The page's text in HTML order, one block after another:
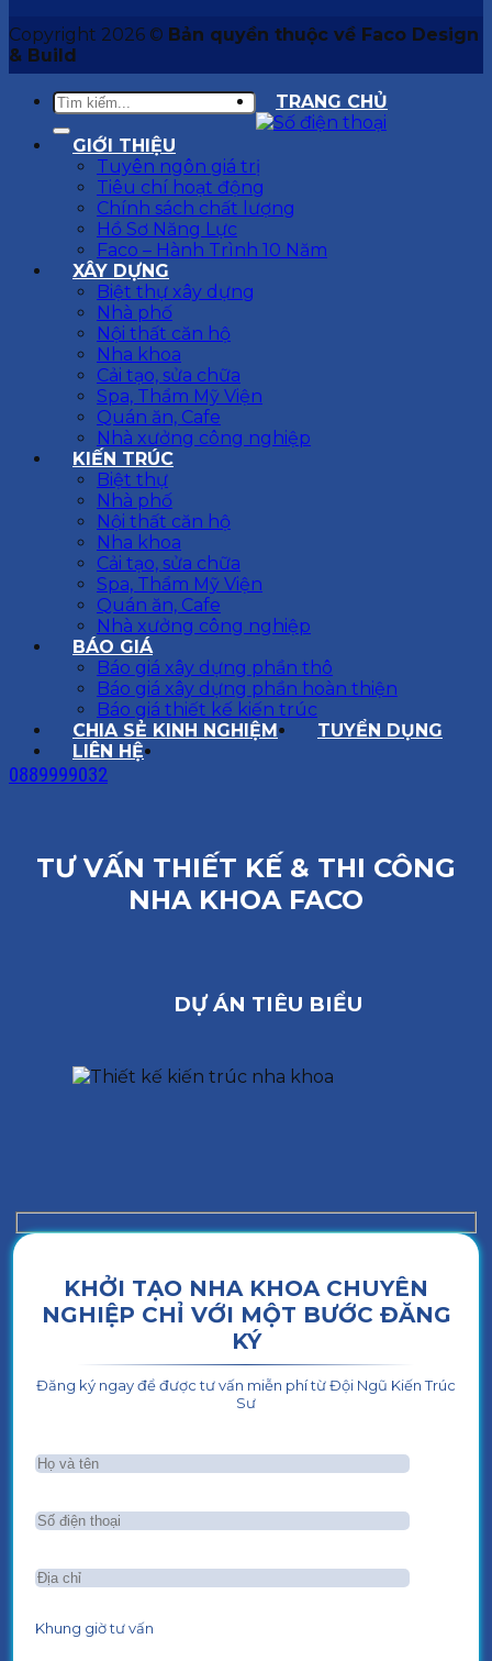
Copyright 2026 © Bản quyền thuộc về Faco Design
& Build
TRANG CHỦ
GIỚI THIỆU
Tuyên ngôn giá trị
Tiêu chí hoạt động
Chính sách chất lượng
Hồ Sơ Năng Lực
Faco – Hành Trình 10 Năm
XÂY DỰNG
Biệt thự xây dựng
Nhà phố
Nội thất căn hộ
Nha khoa
Cải tạo, sửa chữa
Spa, Thẩm Mỹ Viện
Quán ăn, Cafe
Nhà xưởng công nghiệp
KIẾN TRÚC
Biệt thự
Nhà phố
Nội thất căn hộ
Nha khoa
Cải tạo, sửa chữa
Spa, Thẩm Mỹ Viện
Quán ăn, Cafe
Nhà xưởng công nghiệp
BÁO GIÁ
Báo giá xây dựng phần thô
Báo giá xây dựng phần hoàn thiện
Báo giá thiết kế kiến trúc
CHIA SẺ KINH NGHIỆM
TUYỂN DỤNG
LIÊN HỆ
0889999032
TƯ VẤN THIẾT KẾ & THI CÔNG
NHA KHOA FACO
DỰ ÁN TIÊU BIỂU
KHỞI TẠO NHA KHOA CHUYÊN
NGHIỆP CHỈ VỚI MỘT BƯỚC ĐĂNG
KÝ
Đăng ký ngay để được tư vấn miễn phí từ Đội Ngũ Kiến Trúc
Sư
Khung giờ tư vấn